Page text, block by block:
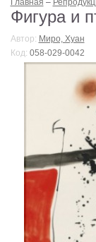
Главная –
Фигура и
Автор: Миро, Хуан
Код: 058-029-0042